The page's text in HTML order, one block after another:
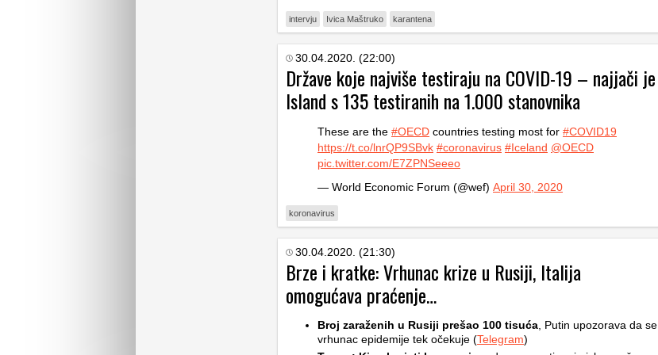
intervju Ivica Maštruko karantena
30.04.2020. (22:00)
Države koje najviše testiraju na COVID-19 – najjači je
Island s 135 testiranih na 1.000 stanovnika
These are the #OECD countries testing most for #COVID19
https://t.co/lnrQP9SBvk #coronavirus #Iceland @OECD
pic.twitter.com/E7ZPNSeeeo
— World Economic Forum (@wef) April 30, 2020
koronavirus
30.04.2020. (21:30)
Brze i kratke: Vrhunac krize u Rusiji, Italija
omogućava praćenje…
Broj zaraženih u Rusiji prešao 100 tisuća , Putin upozorava da se
vrhunac epidemije tek očekuje (Telegram)